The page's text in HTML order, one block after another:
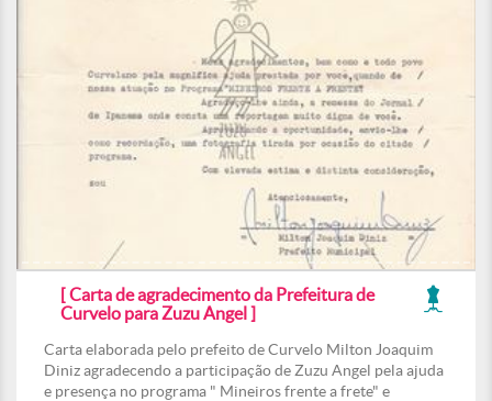
[ Carta de agradecimento da Prefeitura de
Curvelo para Zuzu Angel ]
Carta elaborada pelo prefeito de Curvelo Milton Joaquim
Diniz agradecendo a participação de Zuzu Angel pela ajuda
e presença no programa " Mineiros frente a frete" e